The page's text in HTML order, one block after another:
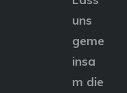
uns
geme
insa
m die